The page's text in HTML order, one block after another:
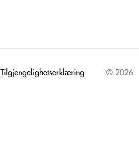
Tilgjengelighetserklæring © 2026